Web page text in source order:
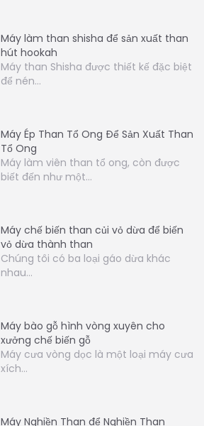
Máy làm than shisha để sản xuất than
hút hookah
Máy than Shisha được thiết kế đặc biệt
để nén…
Máy Ép Than Tổ Ong Để Sản Xuất Than
Tổ Ong
Máy làm viên than tổ ong, còn được
biết đến như một…
Máy chế biến than củi vỏ dừa để biến
vỏ dừa thành than
Chúng tôi có ba loại gáo dừa khác
nhau…
Máy bào gỗ hình vòng xuyên cho
xưởng chế biến gỗ
Máy cưa vòng dọc là một loại máy cưa
xích…
Máy Nghiền Than để Nghiền Than